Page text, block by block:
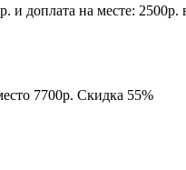
и доплата на месте:
7700р. Скидка 55%